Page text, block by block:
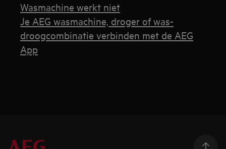
Wasmachine werkt niet
Je AEG wasmachine, droger of was-
droogcombinatie verbinden met de AEG
App